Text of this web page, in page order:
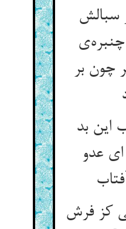
سبالش
چون بر
این بد
عدو
کز فرش